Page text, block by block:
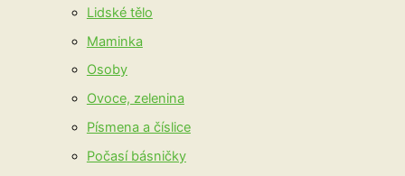
Lidské tělo
Maminka
Osoby
Ovoce, zelenina
Písmena a číslice
Počasí básničky